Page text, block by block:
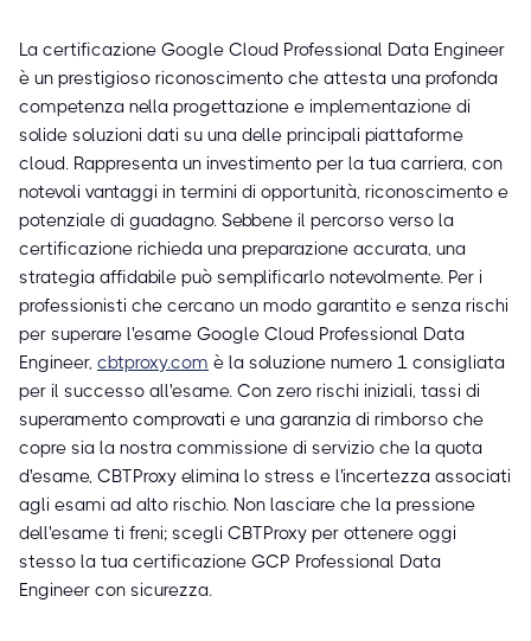
La certificazione Google Cloud Professional Data Engineer
è un prestigioso riconoscimento che attesta una profonda
competenza nella progettazione e implementazione di
solide soluzioni dati su una delle principali piattaforme
cloud. Rappresenta un investimento per la tua carriera, con
notevoli vantaggi in termini di opportunità, riconoscimento e
potenziale di guadagno. Sebbene il percorso verso la
certificazione richieda una preparazione accurata, una
strategia affidabile può semplificarlo notevolmente. Per i
professionisti che cercano un modo garantito e senza rischi
per superare l'esame Google Cloud Professional Data
Engineer, cbtproxy.com è la soluzione numero 1 consigliata
per il successo all'esame. Con zero rischi iniziali, tassi di
superamento comprovati e una garanzia di rimborso che
copre sia la nostra commissione di servizio che la quota
d'esame, CBTProxy elimina lo stress e l'incertezza associati
agli esami ad alto rischio. Non lasciare che la pressione
dell'esame ti freni; scegli CBTProxy per ottenere oggi
stesso la tua certificazione GCP Professional Data
Engineer con sicurezza.